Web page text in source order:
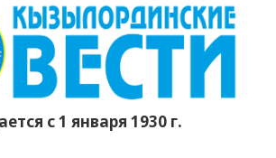
с 1 января 1930 г.